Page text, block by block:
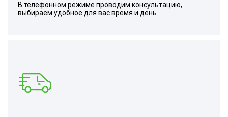
В телефонном режиме проводим консультацию,
выбираем удобное для вас время и день